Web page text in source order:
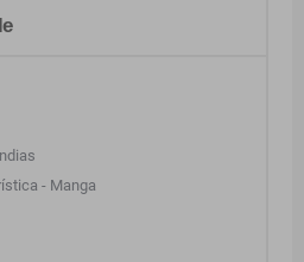
- Manga